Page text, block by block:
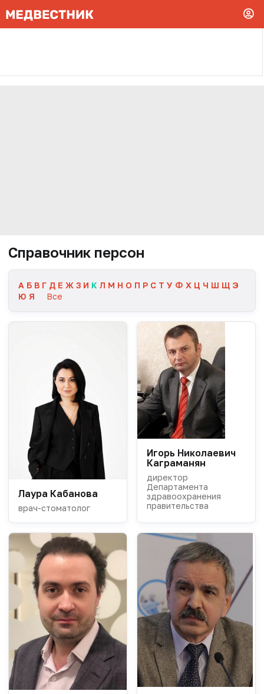
Справочник персон
А Б В Г Д Е Ж З И К Л М Н О П Р С Т У Ф Х Ц Ч Ш Щ Э
Ю Я Все
Лаура Кабанова
врач-стоматолог
Игорь Николаевич
Каграманян
директор
Департамента
здравоохранения
правительства